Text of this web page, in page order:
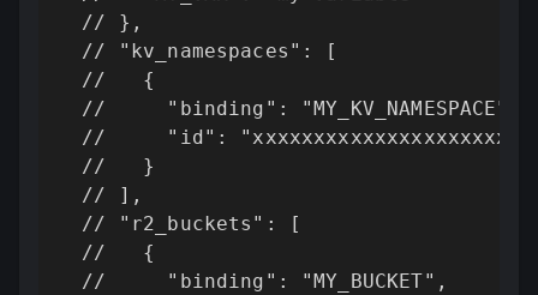
  // },
  // "kv_namespaces": [
  //   {
  //     "binding": "MY_KV_NAMESPACE",
//     "id":
  //   }
  // ],
  // "r2_buckets": [
  //   {
  //     "binding": "MY_BUCKET",